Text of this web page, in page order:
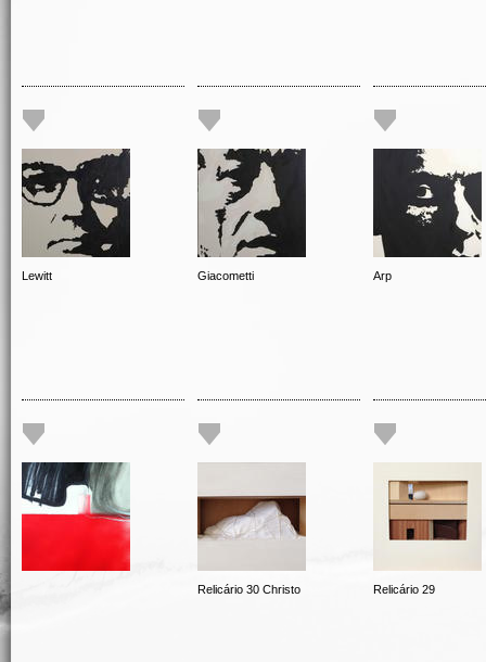
Lewitt Giacometti Arp
Relicário 30 Christo Relicário 29